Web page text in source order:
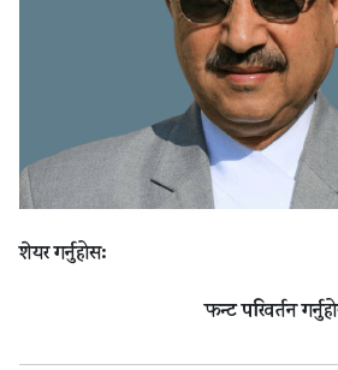
शेयर गर्नुहोस:
फन्ट परिवर्तन